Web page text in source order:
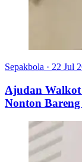
Sepakbola · 22 Jul
Ajudan
Nonton